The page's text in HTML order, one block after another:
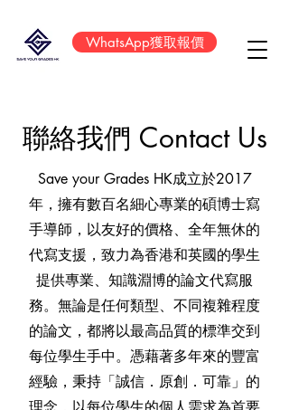
WhatsApp獲取報價
聯絡我們 Contact Us
Save your Grades HK成立於2017
年，擁有數百名細心專業的碩博士寫
手導師，以友好的價格、全年無休的
代寫支援，致力為香港和英國的學生
提供專業、知識淵博的論文代寫服
務。無論是任何類型、不同複雜程度
的論文，都將以最高品質的標準交到
每位學生手中。憑藉著多年來的豐富
經驗，秉持「誠信．原創．可靠」的